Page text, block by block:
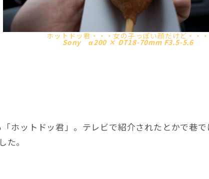
ホットドッ君・・・女の子っぽい顔だけど・・・
Sony α200 × DT18-70mm F3.5-5.6
ホットドッ君」。テレビで紹介されたとかで巷
。